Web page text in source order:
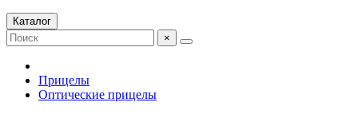
Каталог
×
Прицелы
Оптические прицелы